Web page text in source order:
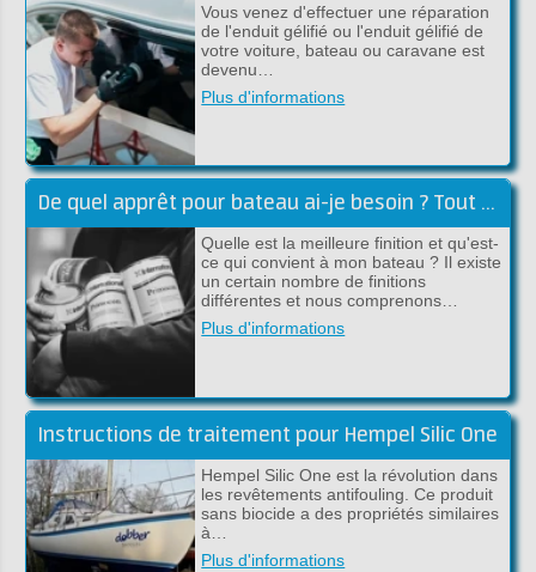
Vous venez d'effectuer une réparation
de l'enduit gélifié ou l'enduit gélifié de
votre voiture, bateau ou caravane est
devenu…
Plus d'informations
De quel apprêt pour bateau ai-je besoin ? Tout sur l'apprêt pour bateaux !
Quelle est la meilleure finition et qu'est-
ce qui convient à mon bateau ? Il existe
un certain nombre de finitions
différentes et nous comprenons…
Plus d'informations
Instructions de traitement pour Hempel Silic One
Hempel Silic One est la révolution dans
les revêtements antifouling. Ce produit
sans biocide a des propriétés similaires
à…
Plus d'informations